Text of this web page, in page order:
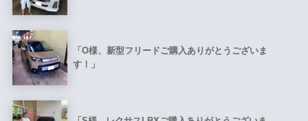
「O様、新型フリードご購入ありがとうございま
す！」